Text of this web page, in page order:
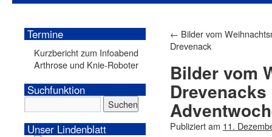
← Bilder vom
Drevenack
Bilder vom
Publiziert am 11.
Termine
Kurzbericht zum Infoabend
Arthrose und Knie-Roboter
Suchfunktion
Unser Lindenblatt